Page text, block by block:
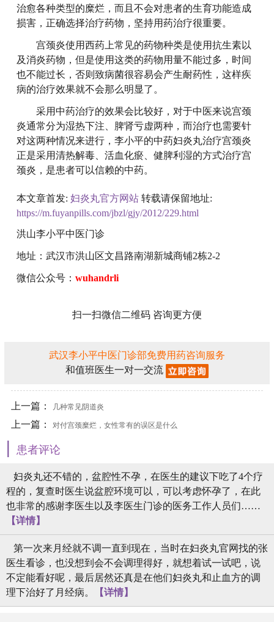
治愈各种类型的糜烂，而且不会对患者的生育功能造成
损害，正确选择治疗药物，坚持用药治疗很重要。
宫颈炎使用西药上常见的药物种类是使用抗生素以
及消炎药物，但是使用这类的药物用量不能过多，时间
也不能过长，否则致病菌很容易会产生耐药性，这样疾
病的治疗效果就不会那么明显了。
采用中药治疗的效果会比较好，对于中医来说宫颈
炎通常分为湿热下注、脾肾亏虚两种，而治疗也需要针
对这两种情况来进行，李小平的中药妇炎丸治疗宫颈炎
正是采用清热解毒、活血化瘀、健脾利湿的方式治疗宫
颈炎，是患者可以信赖的中药。
本文章首发: 妇炎丸官方网站 转载请保留地址:
https://m.fuyanpills.com/jbzl/gjy/2012/229.html
洪山李小平中医门诊
地址：武汉市洪山区文昌路南湖新城商铺2栋2-2
微信公众号： wuhandrli
扫一扫微信二维码 咨询更方便
武汉李小平中医门诊部免费用药咨询服务
和值班医生一对一交流
上一篇： 几种常见阴道炎
上一篇： 对付宫颈糜烂，女性常有的误区是什么
| 患者评论
妇炎丸还不错的，盆腔性不孕，在医生的建议下吃了4个疗
程的，复查时医生说盆腔环境可以，可以考虑怀孕了，在此
也非常的感谢李医生以及李医生门诊的医务工作人员们……
【详情】
第一次来月经就不调一直到现在，当时在妇炎丸官网找的张
医生看诊，也没想到会不会调理得好，就想着试一试吧，说
不定能看好呢，最后居然还真是在他们妇炎丸和止血方的调
理下治好了月经病。
【详情】